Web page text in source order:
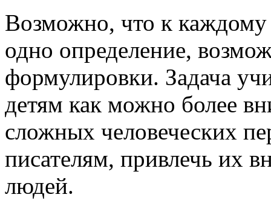
Возможно, что к каждому
одно определение,
формулировки. Задача
детям как можно более
сложных человеческих
писателям, привлечь их
людей.